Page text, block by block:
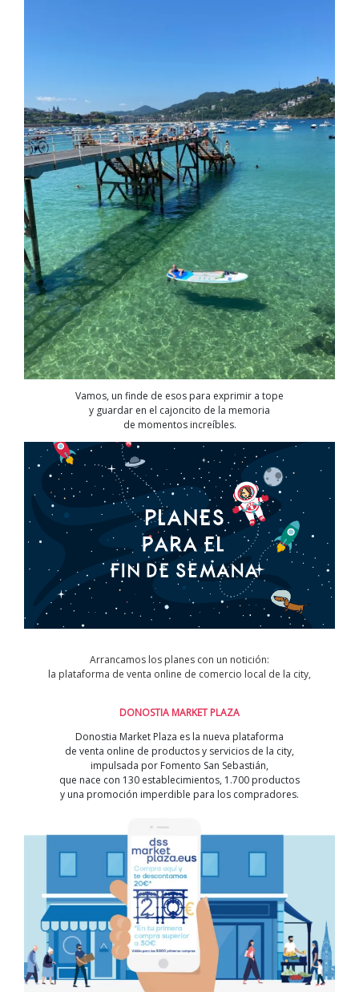
Vamos, un finde de esos para exprimir a tope
y guardar en el cajoncito de la memoria
de momentos increíbles.
Arrancamos los planes con un notición:
la plataforma de venta online de comercio local de la city,
DONOSTIA MARKET PLAZA
Donostia Market Plaza es la nueva plataforma
de venta online de productos y servicios de la city,
impulsada por Fomento San Sebastián,
que nace con 130 establecimientos, 1.700 productos
y una promoción imperdible para los compradores.